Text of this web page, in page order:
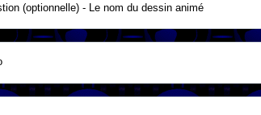
(optionnelle) - Le nom du dessin animé